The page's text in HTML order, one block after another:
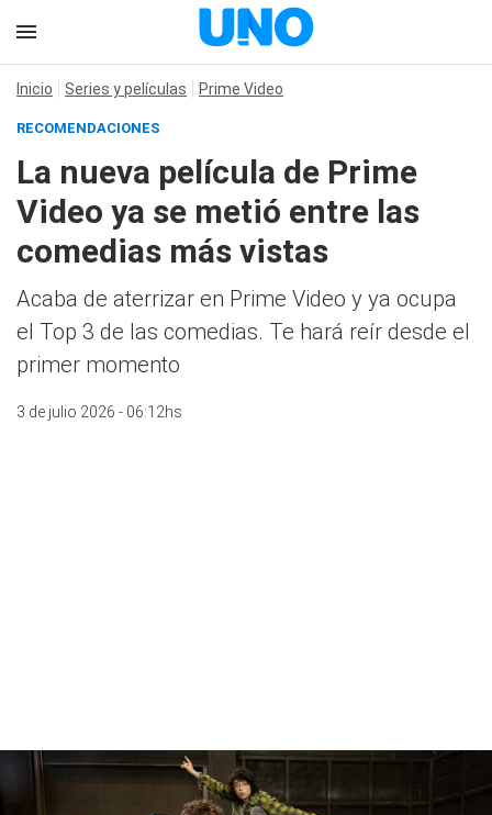
Inicio Series y películas Prime Video
RECOMENDACIONES
La nueva película de Prime
Video ya se metió entre las
comedias más vistas
Acaba de aterrizar en Prime Video y ya ocupa
el Top 3 de las comedias. Te hará reír desde el
primer momento
3 de julio 2026 - 06:12hs